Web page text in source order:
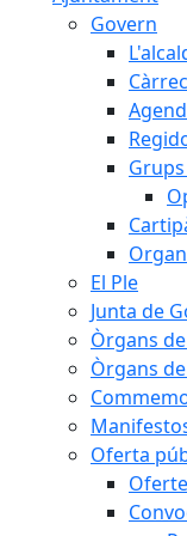
Govern
El Ple
Junta de
Òrgans
Òrgans
Oferta